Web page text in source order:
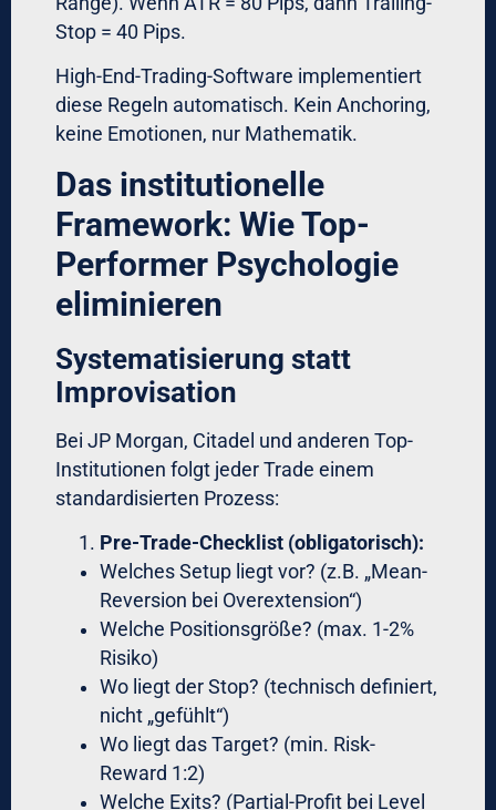
Währungsrisiken. Nach Implementation von
Forex-Handel mit
Hochsicherheitsstandards und
automatisierten Strategien:
Hedging-Kosten sanken um 23%
(bessere Execution)
Treasury-Team-Kapazität wurde um
60% freigesetzt
Emotionale Fehlentscheidungen
eliminiert
Automatisierung – Wann
brauchen Sie
menschliches Judgment?
Automatisierung ist mächtig, aber nicht
allmächtig. Es gibt Situationen, wo
menschliche Expertise unverzichtbar bleibt:
Regime-Changes erkennen
Beispiel Brexit-Referendum 2016:
GBP/USD fiel innerhalb von 4 Stunden von
1,50 auf 1,33 (-1.700 Pips). Viele
automatisierte Systeme liefen in ihre Stop-
Losses – korrekt. Aber menschliche Trader